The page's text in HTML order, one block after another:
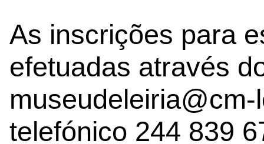
As inscrições para
efetuadas através
telefónico 244 839